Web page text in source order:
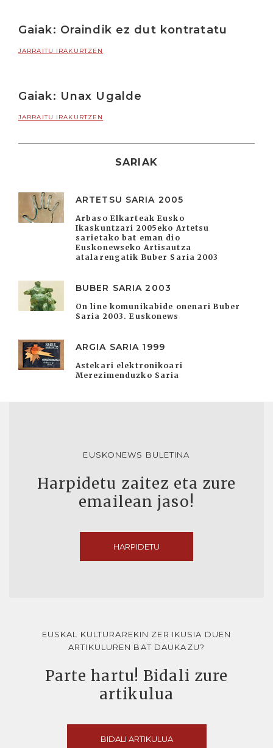
Gaiak: Oraindik ez dut kontratatu
JARRAITU IRAKURTZEN
Gaiak: Unax Ugalde
JARRAITU IRAKURTZEN
SARIAK
ARTETSU SARIA 2005
Arbaso Elkarteak Eusko
Ikaskuntzari 2005eko Artetsu
sarietako bat eman dio
Euskonewseko Artisautza
atalarengatik Buber Saria 2003
BUBER SARIA 2003
On line komunikabide onenari Buber
Saria 2003. Euskonews
ARGIA SARIA 1999
Astekari elektronikoari
Merezimenduzko Saria
EUSKONEWS BULETINA
Harpidetu zaitez eta zure
emailean jaso!
HARPIDETU
EUSKAL KULTURAREKIN ZER IKUSIA DUEN
ARTIKULUREN BAT DAUKAZU?
Parte hartu! Bidali zure
artikulua
BIDALI ARTIKULUA